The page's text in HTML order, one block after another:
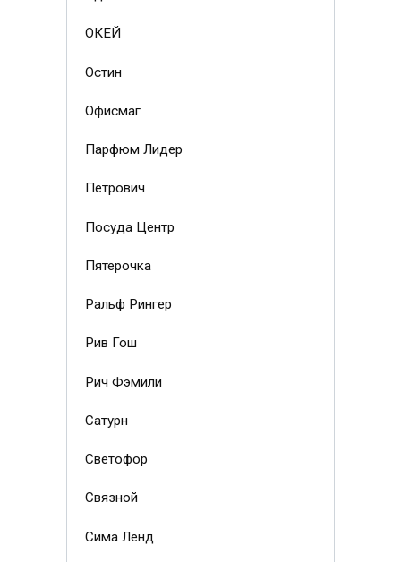
ОКЕЙ
Остин
Офисмаг
Парфюм Лидер
Петрович
Посуда Центр
Пятерочка
Ральф Рингер
Рив Гош
Рич Фэмили
Сатурн
Светофор
Связной
Сима Ленд